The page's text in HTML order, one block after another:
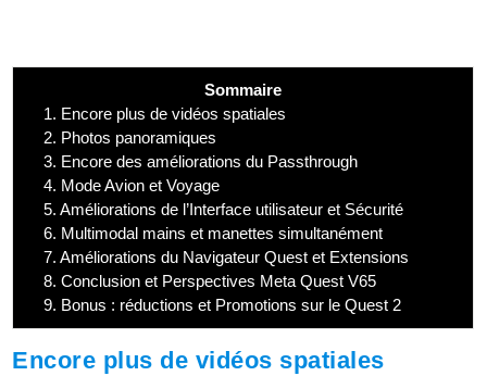
Sommaire
1. Encore plus de vidéos spatiales
2. Photos panoramiques
3. Encore des améliorations du Passthrough
4. Mode Avion et Voyage
5. Améliorations de l’Interface utilisateur et Sécurité
6. Multimodal mains et manettes simultanément
7. Améliorations du Navigateur Quest et Extensions
8. Conclusion et Perspectives Meta Quest V65
9. Bonus : réductions et Promotions sur le Quest 2
Encore plus de vidéos spatiales